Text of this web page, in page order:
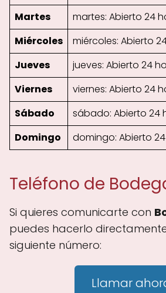
Martes
martes: Abierto 24
Miércoles
miércoles: Abierto
Jueves
jueves: Abierto 24
Viernes
viernes: Abierto 24
Sábado
sábado: Abierto 24
Domingo
domingo: Abierto
Teléfono de
Si quieres comunicarte con
puedes hacerlo
siguiente número:
Llamar